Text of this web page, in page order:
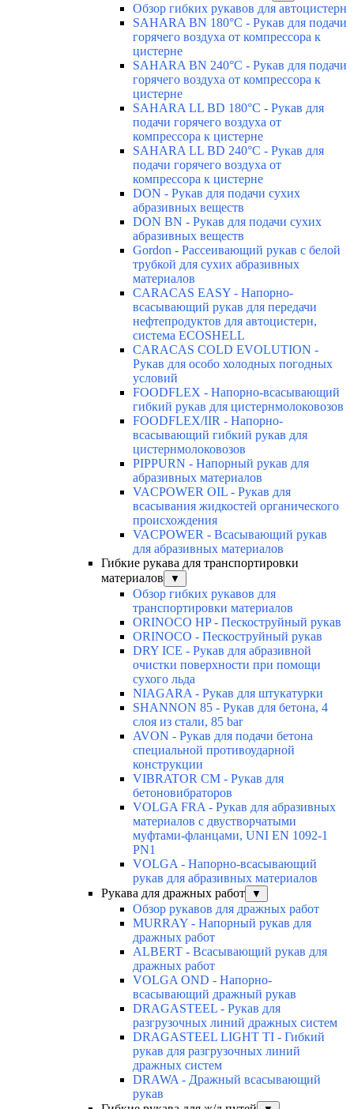
Обзор гибких рукавов для автоцистерн
SAHARA BN 180°C - Рукав для подачи
горячего воздуха от компрессора к
цистерне
SAHARA BN 240°C - Рукав для подачи
горячего воздуха от компрессора к
цистерне
SAHARA LL BD 180°C - Рукав для
подачи горячего воздуха от
компрессора к цистерне
SAHARA LL BD 240°C - Рукав для
подачи горячего воздуха от
компрессора к цистерне
DON - Рукав для подачи сухих
абразивных веществ
DON BN - Рукав для подачи сухих
абразивных веществ
Gordon - Рассеивающий рукав с белой
трубкой для сухих абразивных
материалов
CARACAS EASY - Напорно-
всасывающий рукав для передачи
нефтепродуктов для автоцистерн,
система ECOSHELL
CARACAS COLD EVOLUTION -
Рукав для особо холодных погодных
условий
FOODFLEX - Напорно-всасывающий
гибкий рукав для цистернмолоковозов
FOODFLEX/IIR - Напорно-
всасывающий гибкий рукав для
цистернмолоковозов
PIPPURN - Напорный рукав для
абразивных материалов
VACPOWER OIL - Рукав для
всасывания жидкостей органического
происхождения
VACPOWER - Всасывающий рукав
для абразивных материалов
Гибкие рукава для транспортировки
материалов
▼
Обзор гибких рукавов для
транспортировки материалов
ORINOCO HP - Пескоструйный рукав
ORINOCO - Пескоструйный рукав
DRY ICE - Рукав для абразивной
очистки поверхности при помощи
сухого льда
NIAGARA - Рукав для штукатурки
SHANNON 85 - Рукав для бетона, 4
слоя из стали, 85 bar
AVON - Рукав для подачи бетона
специальной противоударной
конструкции
VIBRATOR CM - Рукав для
бетоновибраторов
VOLGA FRA - Рукав для абразивных
материалов с двустворчатыми
муфтами-фланцами, UNI EN 1092-1
PN1
VOLGA - Напорно-всасывающий
рукав для абразивных материалов
Рукава для дражных работ
▼
Обзор рукавов для дражных работ
MURRAY - Напорный рукав для
дражных работ
ALBERT - Всасывающий рукав для
дражных работ
VOLGA OND - Напорно-
всасывающий дражный рукав
DRAGASTEEL - Рукав для
разгрузочных линий дражных систем
DRAGASTEEL LIGHT TI - Гибкий
рукав для разгрузочных линий
дражных систем
DRAWA - Дражный всасывающий
рукав